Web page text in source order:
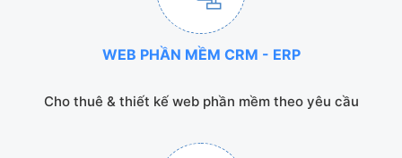
WEB PHẦN MỀM CRM - ERP
Cho thuê & thiết kế web phần mềm theo yêu cầu